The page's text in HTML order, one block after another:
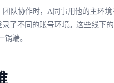
队协作时，A同事用他的主环
了不同的账号环境。这些线
端。